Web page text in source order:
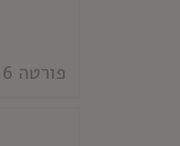
פורטה 6